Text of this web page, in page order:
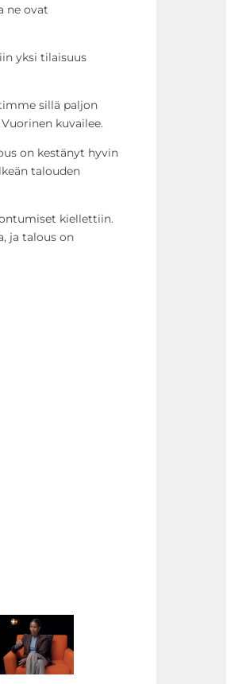
ne ovat
yksi tilaisuus
sillä paljon
kuvailee.
on kestänyt hyvin
talouden
kiellettiin.
ja talous on